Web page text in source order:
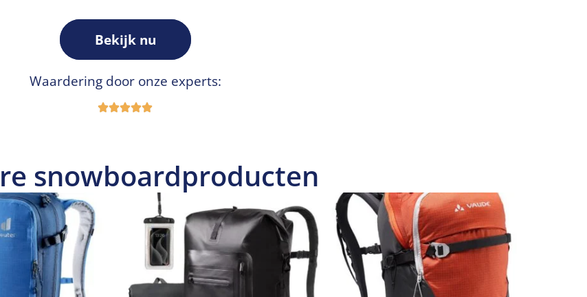
Bekijk nu
Waardering door onze experts:
snowboardproducten